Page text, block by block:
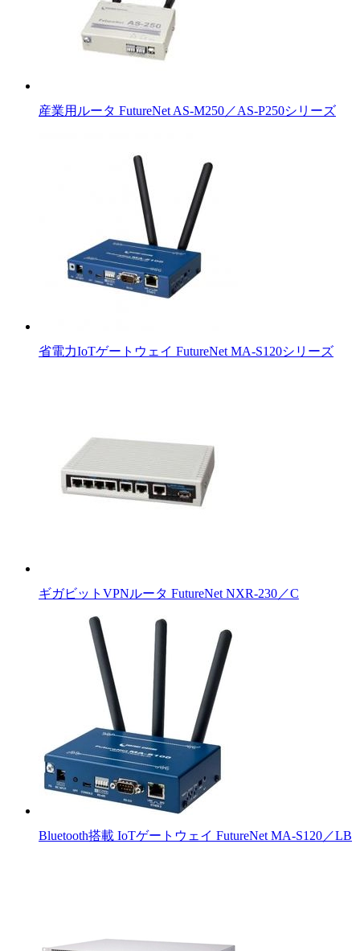
産業用ルータ FutureNet AS-M250／AS-P250シリーズ
省電力IoTゲートウェイ FutureNet MA-S120シリーズ
ギガビットVPNルータ FutureNet NXR-230／C
Bluetooth搭載 IoTゲートウェイ FutureNet MA-S120／LB